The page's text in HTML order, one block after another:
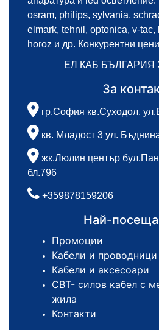
osram, philips, sylvania,
elmark, tehnil, optonica, v-tac,
horoz и др. Конкурентни
ЕЛ КАБ БЪЛГАРИЯ
За
гр.София кв.Суходол,
кв. Младост 3 ул.
жк.Люлин център
бл.796
+359878159206
Най-
Промоции
Кабели и проводници
Кабели и аксесоари
СВТ- силов кабел с
жила
Контакти